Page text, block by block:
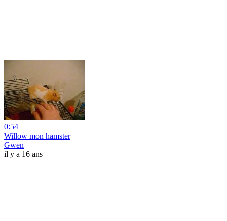
0:54
Willow mon hamster
Gwen
il y a 16 ans